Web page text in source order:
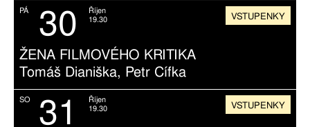
PÁ 30
Říjen
19.30
ŽENA FILMOVÉHO KRITIKA
Tomáš Dianiška, Petr Cífka
VSTUPENKY
SO 31
Říjen
19.30
VSTUPENKY